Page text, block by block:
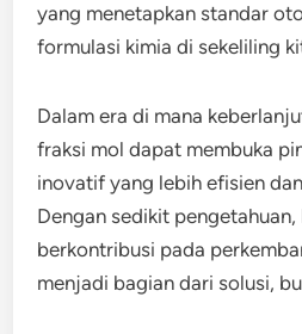
yang menetapkan standar
formulasi kimia di sekeliling
Dalam era di mana
fraksi mol dapat membuka
inovatif yang lebih efisien
Dengan sedikit
berkontribusi pada
menjadi bagian dari solusi,